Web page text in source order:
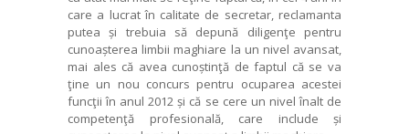
care a lucrat în calitate de secretar, reclamanta
putea și trebuia să depună diligenţe pentru
cunoașterea limbii maghiare la un nivel avansat,
mai ales că avea cunoștinţă de faptul că se va
ţine un nou concurs pentru ocuparea acestei
funcţii în anul 2012 și că se cere un nivel înalt de
competenţă profesională, care include și